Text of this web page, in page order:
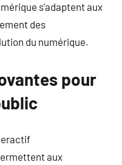
s’adaptent aux
des
du numérique.
pour
aux